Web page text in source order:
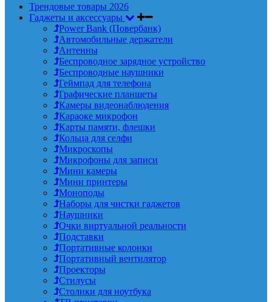
Трендовые товары 2026
Гаджеты и аксессуары
Power Bank (Повербанк)
Автомобильные держатели
Антенны
Беспроводное зарядное устройство
Беспроводные наушники
Геймпад для телефона
Графические планшеты
Камеры видеонаблюдения
Караоке микрофон
Карты памяти, флешки
Кольца для селфи
Микроскопы
Микрофоны для записи
Мини камеры
Мини принтеры
Моноподы
Наборы для чистки гаджетов
Наушники
Очки виртуальной реальности
Подставки
Портативные колонки
Портативный вентилятор
Проекторы
Стилусы
Столики для ноутбука